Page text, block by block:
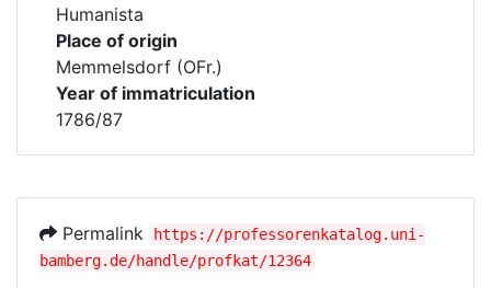
Humanista
Place of origin
Memmelsdorf (OFr.)
Year of immatriculation
1786/87
Permalink
https://professorenkatalog.uni-
bamberg.de/handle/profkat/12364